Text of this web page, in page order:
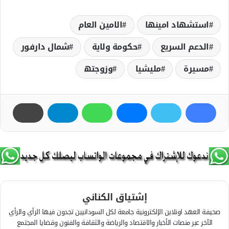
استشهاد امينھا
الامين العام
الدعم السريع
حكومة ولاية
شمال دارفور
مسيرة
مليشيا وزوجتھ
إشتياق الكناني
صحيفة العهد اونلاين الإلكترونية جامعة لكل السودانيين تجدون فيها الرأي والرأي
الآخر عبر منصات الأخبار والاقتصاد والرياضة والثقافة والفنون وقضايا المجتمع